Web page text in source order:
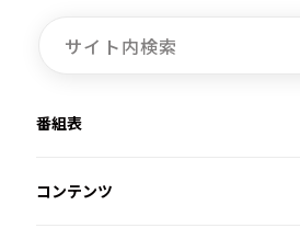
番組表
コンテンツ